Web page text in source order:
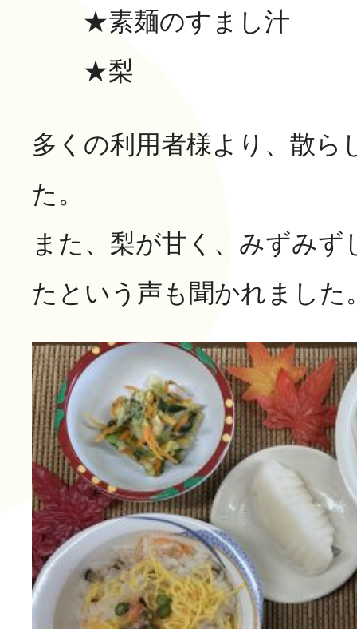
★素麺のすまし汁
★梨
多くの利用者様より、散ら
た。
また、梨が甘く、みずみ
たという声も聞かれました
長寿の里通所リハビリテ
長寿の里 デイサービス
長寿の里在宅介護支援セ
デイサービス便り
一覧
その他